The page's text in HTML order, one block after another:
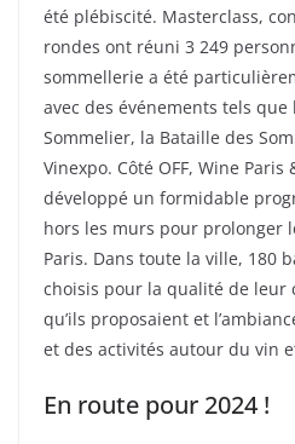
été plébiscité. Masterclass,
rondes ont réuni 3 249
sommellerie a été
avec des événements tels que
Sommelier, la Bataille des
Vinexpo. Côté OFF, Wine Paris
développé un formidable
hors les murs pour prolonger
Paris. Dans toute la ville, 180
choisis pour la qualité de leur
qu’ils proposaient et
et des activités autour du vin
En route pour 2024 !